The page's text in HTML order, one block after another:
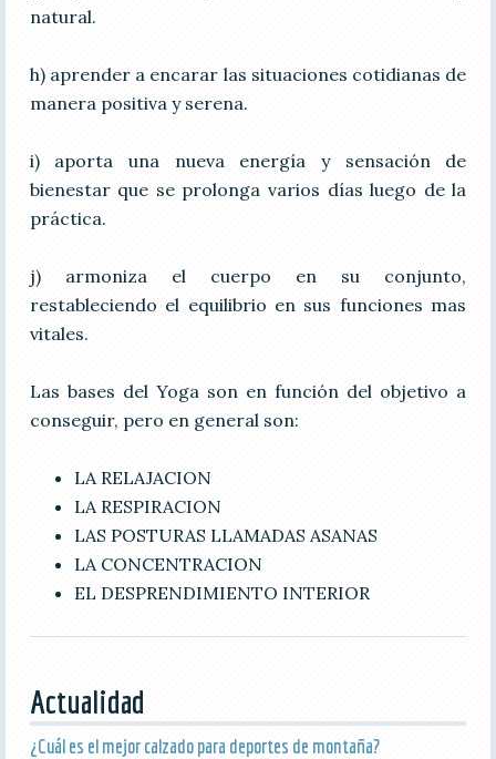
natural.
h) aprender a encarar las situaciones cotidianas de
manera positiva y serena.
i) aporta una nueva energía y sensación de
bienestar que se prolonga varios días luego de la
práctica.
j) armoniza el cuerpo en su conjunto,
restableciendo el equilibrio en sus funciones mas
vitales.
Las bases del Yoga son en función del objetivo a
conseguir, pero en general son:
LA RELAJACION
LA RESPIRACION
LAS POSTURAS LLAMADAS ASANAS
LA CONCENTRACION
EL DESPRENDIMIENTO INTERIOR
Actualidad
¿Cuál es el mejor calzado para deportes de montaña?